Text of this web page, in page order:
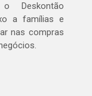
Deskontão
a famílias e
nas compras